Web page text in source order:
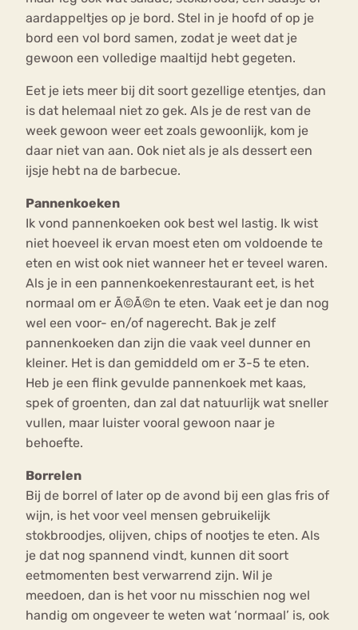
aardappeltjes op je bord. Stel in je hoofd of op je
bord een vol bord samen, zodat je weet dat je
gewoon een volledige maaltijd hebt gegeten.
Eet je iets meer bij dit soort gezellige etentjes, dan
is dat helemaal niet zo gek. Als je de rest van de
week gewoon weer eet zoals gewoonlijk, kom je
daar niet van aan. Ook niet als je als dessert een
ijsje hebt na de barbecue.
Pannenkoeken
Ik vond pannenkoeken ook best wel lastig. Ik wist
niet hoeveel ik ervan moest eten om voldoende te
eten en wist ook niet wanneer het er teveel waren.
Als je in een pannenkoekenrestaurant eet, is het
normaal om er Ã©Ã©n te eten. Vaak eet je dan nog
wel een voor- en/of nagerecht. Bak je zelf
pannenkoeken dan zijn die vaak veel dunner en
kleiner. Het is dan gemiddeld om er 3-5 te eten.
Heb je een flink gevulde pannenkoek met kaas,
spek of groenten, dan zal dat natuurlijk wat sneller
vullen, maar luister vooral gewoon naar je
behoefte.
Borrelen
Bij de borrel of later op de avond bij een glas fris of
wijn, is het voor veel mensen gebruikelijk
stokbroodjes, olijven, chips of nootjes te eten. Als
je dat nog spannend vindt, kunnen dit soort
eetmomenten best verwarrend zijn. Wil je
meedoen, dan is het voor nu misschien nog wel
handig om ongeveer te weten wat ‘normaal’ is, ook